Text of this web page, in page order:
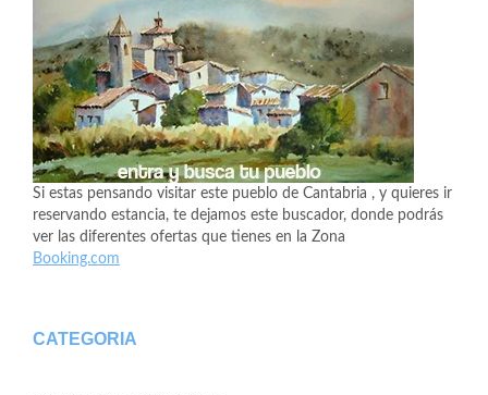
Si estas pensando visitar este pueblo de Cantabria , y quieres ir
reservando estancia, te dejamos este buscador, donde podrás
ver las diferentes ofertas que tienes en la Zona
Booking.com
CATEGORIA